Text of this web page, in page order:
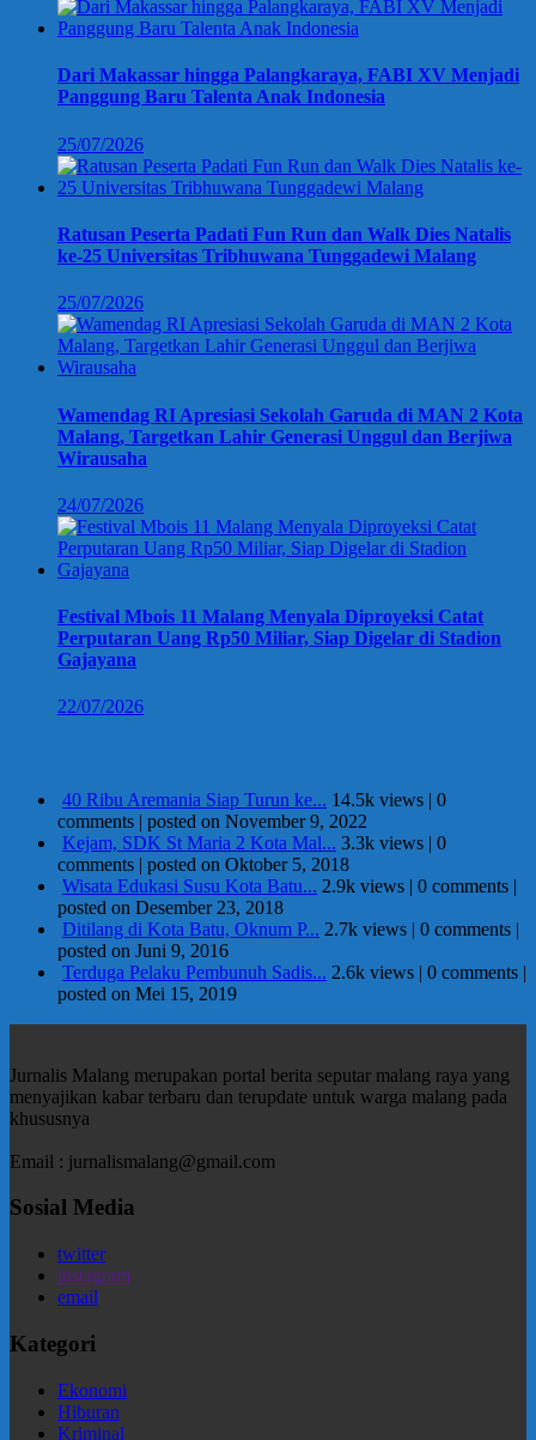
Dari Makassar hingga Palangkaraya, FABI XV Menjadi
Panggung Baru Talenta Anak Indonesia
25/07/2026
Ratusan Peserta Padati Fun Run dan Walk Dies Natalis
ke-25 Universitas Tribhuwana Tunggadewi Malang
25/07/2026
Wamendag RI Apresiasi Sekolah Garuda di MAN 2 Kota
Malang, Targetkan Lahir Generasi Unggul dan Berjiwa
Wirausaha
24/07/2026
Festival Mbois 11 Malang Menyala Diproyeksi Catat
Perputaran Uang Rp50 Miliar, Siap Digelar di Stadion
Gajayana
22/07/2026
40 Ribu Aremania Siap Turun ke... 14.5k views | 0
comments | posted on November 9, 2022
Kejam, SDK St Maria 2 Kota Mal... 3.3k views | 0
comments | posted on Oktober 5, 2018
Wisata Edukasi Susu Kota Batu... 2.9k views | 0 comments |
posted on Desember 23, 2018
Ditilang di Kota Batu, Oknum P... 2.7k views | 0 comments |
posted on Juni 9, 2016
Terduga Pelaku Pembunuh Sadis... 2.6k views | 0 comments |
posted on Mei 15, 2019
Jurnalis Malang merupakan portal berita seputar malang raya yang
menyajikan kabar terbaru dan terupdate untuk warga malang pada
khususnya
Email : jurnalismalang@gmail.com
Sosial Media
twitter
instagram
email
Kategori
Ekonomi
Hiburan
Kriminal